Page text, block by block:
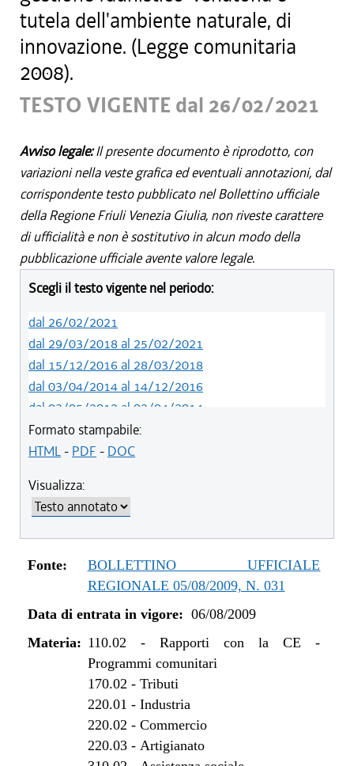
tutela dell'ambiente naturale, di
innovazione. (Legge comunitaria
2008).
TESTO VIGENTE dal 26/02/2021
Avviso legale:Il presente documento è riprodotto, con
variazioni nella veste grafica ed eventuali annotazioni, dal
corrispondente testo pubblicato nel Bollettino ufficiale
della Regione Friuli Venezia Giulia, non riveste carattere
di ufficialità e non è sostitutivo in alcun modo della
pubblicazione ufficiale avente valore legale.
Scegli il testo vigente nel periodo:
dal 26/02/2021
dal 29/03/2018 al 25/02/2021
dal 15/12/2016 al 28/03/2018
dal 03/04/2014 al 14/12/2016
dal 03/05/2012 al 02/04/2014
dal 23/06/2011 al 02/05/2012
dal 07/04/2011 al 22/06/2011
dal 28/10/2010 al 31/12/2010
dal 08/07/2010 al 27/10/2010
dal 01/01/2010 al 07/07/2010
dal 06/08/2009 al 31/12/2009
Formato stampabile:
HTML- PDF - DOC
Visualizza:
Fonte:
BOLLETTINO UFFICIALE
REGIONALE 05/08/2009, N. 031
Data di entrata in vigore: 06/08/2009
Materia: 110.02 - Rapporti con la CE -
Programmi comunitari
170.02 - Tributi
220.01 - Industria
220.02 - Commercio
220.03- Artigianato